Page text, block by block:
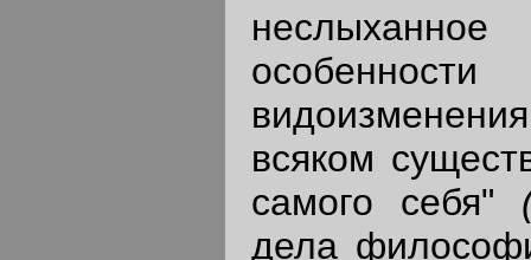
всяком
самого себя"
дела